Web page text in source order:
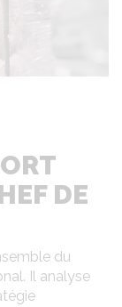
DE
du
Il analyse